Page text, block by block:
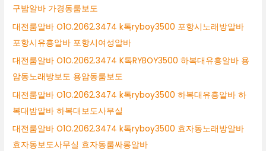
구밤알바 가경동룸보도
대전룸알바 O1O.2062.3474 k톡ryboy3500 포항시노래방알바
포항시유흥알바 포항시여성알바
대전룸알바 O1O.2062.3474 K톡RYBOY3500 하복대유흥알바 용
암동노래방보도 용암동룸보도
대전룸알바 O1O.2062.3474 k톡ryboy3500 하복대유흥알바 하
복대밤알바 하복대보도사무실
대전룸알바 O1O.2062.3474 k톡ryboy3500 효자동노래방알바
효자동보도사무실 효자동룸싸롱알바